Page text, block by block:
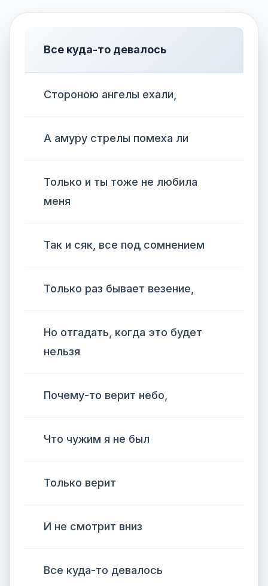
Все куда-то девалось
Стороною ангелы ехали,
А амуру стрелы помеха ли
Только и ты тоже не любила
меня
Так и сяк, все под сомнением
Только раз бывает везение,
Но отгадать, когда это будет
нельзя
Почему-то верит небо,
Что чужим я не был
Только верит
И не смотрит вниз
Все куда-то девалось